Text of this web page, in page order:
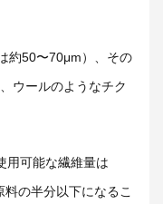
約50〜70μm）、その
ウールのようなチク
用可能な繊維量は
の半分以下になるこ